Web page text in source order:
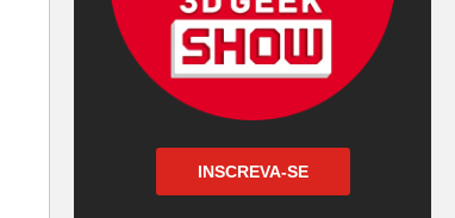
INSCREVA-SE